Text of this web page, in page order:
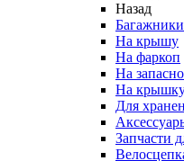
Назад
Багажники
На крышу
На фаркоп
На
На
Для
Запчасти